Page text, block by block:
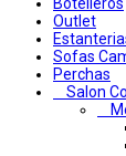
Botelleros
Outlet
Sofas
Perchas
Salon